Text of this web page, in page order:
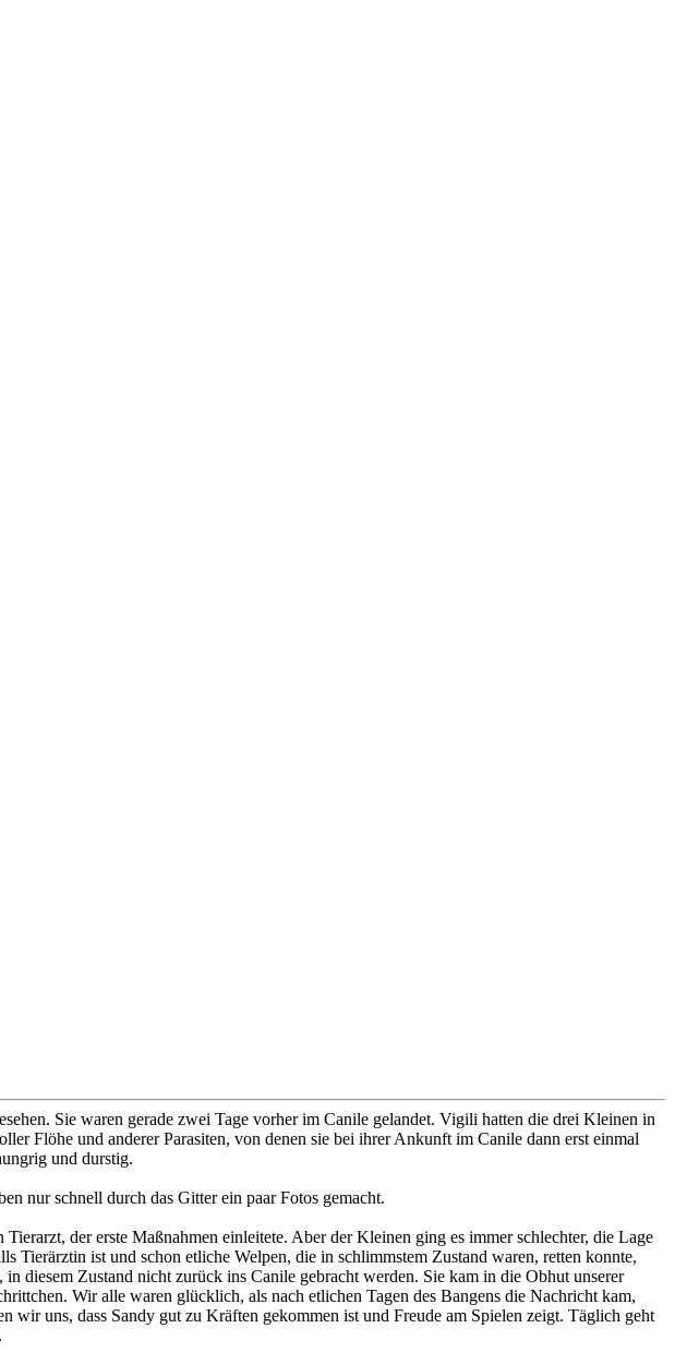
Sie waren gerade zwei Tage vorher im Canile gelandet. Vigili hatten die drei Kleinen in
Flöhe und anderer Parasiten, von denen sie bei ihrer Ankunft im Canile dann erst einmal
und durstig.
nur schnell durch das Gitter ein paar Fotos gemacht.
der erste Maßnahmen einleitete. Aber der Kleinen ging es immer schlechter, die Lage
Tierärztin ist und schon etliche Welpen, die in schlimmstem Zustand waren, retten konnte,
diesem Zustand nicht zurück ins Canile gebracht werden. Sie kam in die Obhut unserer
Wir alle waren glücklich, als nach etlichen Tagen des Bangens die Nachricht kam,
wir uns, dass Sandy gut zu Kräften gekommen ist und Freude am Spielen zeigt. Täglich geht